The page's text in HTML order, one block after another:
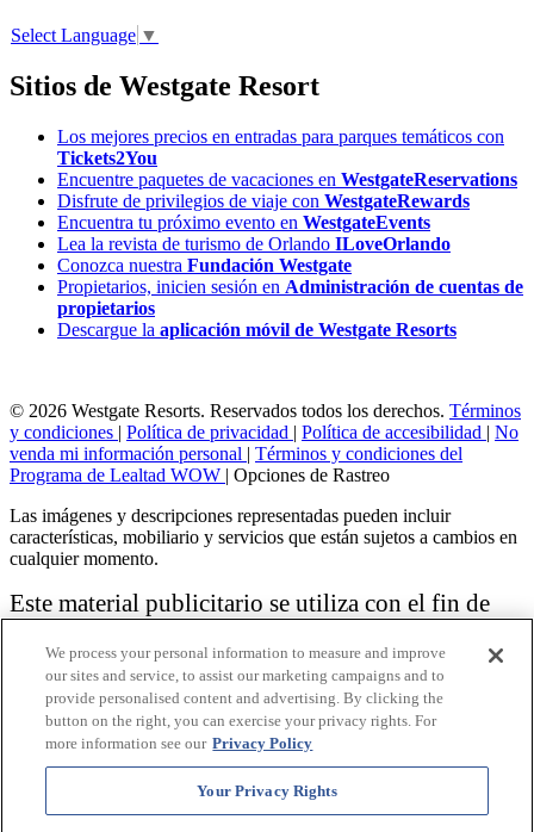
Select Language ▼
Sitios de Westgate Resort
Los mejores precios en entradas para parques temáticos con
Tickets2You
Encuentre paquetes de vacaciones en WestgateReservations
Disfrute de privilegios de viaje con WestgateRewards
Encuentra tu próximo evento en WestgateEvents
Lea la revista de turismo de Orlando ILoveOrlando
Conozca nuestra Fundación Westgate
Propietarios, inicien sesión en Administración de cuentas de
propietarios
Descargue la aplicación móvil de Westgate Resorts
© 2026 Westgate Resorts. Reservados todos los derechos. Términos
y condiciones | Política de privacidad | Política de accesibilidad | No
venda mi información personal | Términos y condiciones del
Programa de Lealtad WOW | Opciones de Rastreo
Las imágenes y descripciones representadas pueden incluir
características, mobiliario y servicios que están sujetos a cambios en
cualquier momento.
Este material publicitario se utiliza con el fin de
vacacional.
Aviso: las funciones de accesibilidad enumeradas aquí no pretenden
ser una lista exhaustiva o completa de todas las funciones accesibles
de la instalación,
habitaciones y / o comodidades para este Resort específico. Para
obtener información sobre nuestra política de accesibilidad, revise
nuestraPolítica de accesibilidad.
We process your personal information to measure and improve
our sites and service, to assist our marketing campaigns and to
provide personalised content and advertising. By clicking the
button on the right, you can exercise your privacy rights. For
more information see our Privacy Policy
Your Privacy Rights